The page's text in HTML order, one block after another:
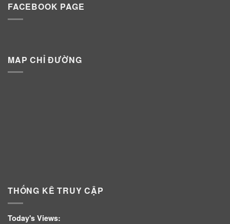
FACEBOOK PAGE
MAP CHỈ ĐƯỜNG
THỐNG KÊ TRUY CẬP
Today's Views: